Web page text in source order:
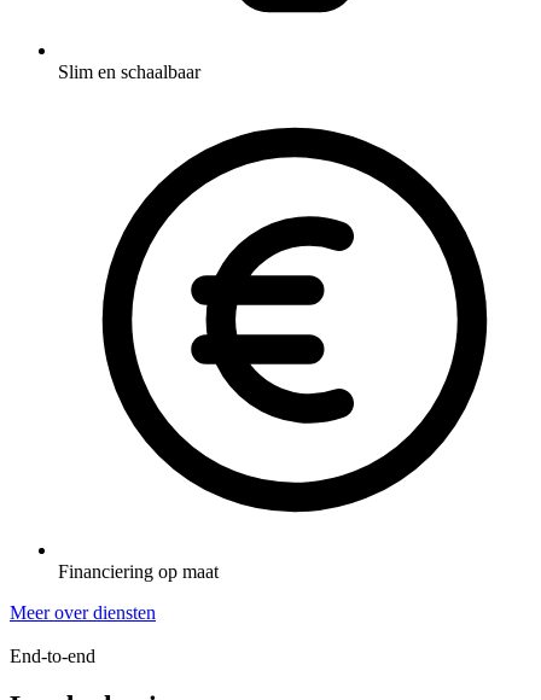
Slim en schaalbaar
Financiering op maat
Meer over diensten
End-to-end